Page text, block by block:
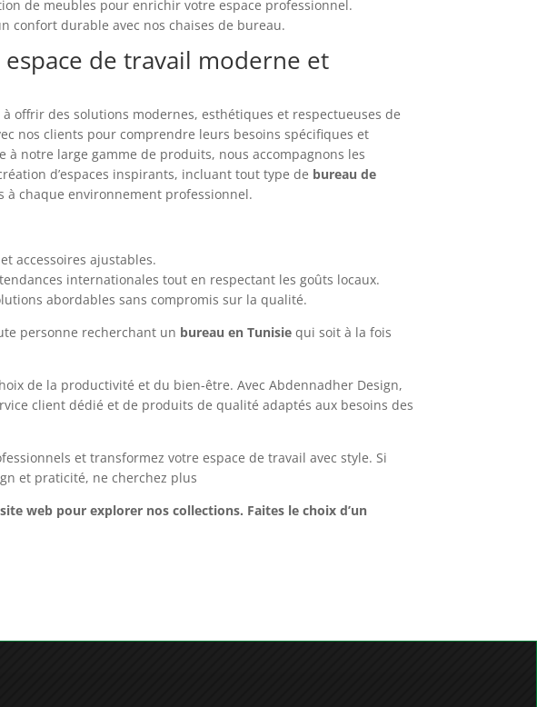
de meubles pour enrichir votre espace professionnel.
confort durable avec nos chaises de bureau.
de travail moderne et
offrir des solutions modernes, esthétiques et respectueuses de
nos clients pour comprendre leurs besoins spécifiques et
à notre large gamme de produits, nous accompagnons les
d’espaces inspirants, incluant tout type de bureau de
à chaque environnement professionnel.
accessoires ajustables.
internationales tout en respectant les goûts locaux.
abordables sans compromis sur la qualité.
personne recherchant un bureau en Tunisiequi soit à la fois
de la productivité et du bien-être. Avec Abdennadher Design,
client dédié et de produits de qualité adaptés aux besoins des
et transformez votre espace de travail avec style. Si
et praticité, ne cherchez plus
site web pour explorer nos collections. Faites le choix d’un